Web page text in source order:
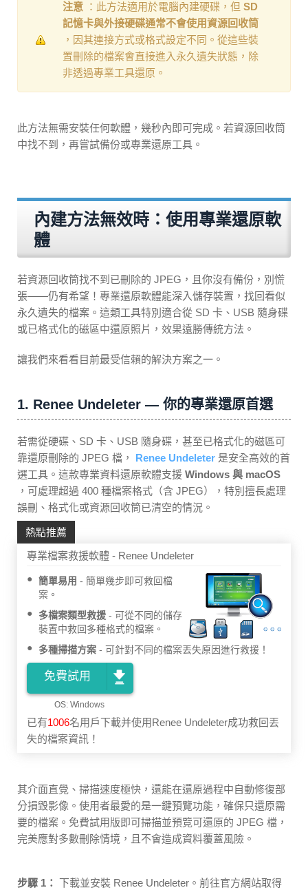
注意 ：此方法適用於電腦內建硬碟，但 SD
記憶卡與外接硬碟通常不會使用資源回收筒
，因其連接方式或格式設定不同。從這些裝
置刪除的檔案會直接進入永久遺失狀態，除
非透過專業工具還原。
此方法無需安裝任何軟體，幾秒內即可完成。若資源回收筒
中找不到，再嘗試備份或專業還原工具。
內建方法無效時：使用專業還原軟
體
若資源回收筒找不到已刪除的 JPEG，且你沒有備份，別慌
張——仍有希望！專業還原軟體能深入儲存裝置，找回看似
永久遺失的檔案。這類工具特別適合從 SD 卡、USB 隨身碟
或已格式化的磁區中還原照片，效果遠勝傳統方法。
讓我們來看看目前最受信賴的解決方案之一。
1. Renee Undeleter — 你的專業還原首選
若需從硬碟、SD 卡、USB 隨身碟，甚至已格式化的磁區可
靠還原刪除的 JPEG 檔，
Renee Undeleter 是安全高效的首
選工具。這款專業資料還原軟體支援 Windows 與 macOS
，可處理超過 400 種檔案格式（含 JPEG），特別擅長處理
誤刪、格式化或資源回收筒已清空的情況。
熱點推薦
專業檔案救援軟體 - Renee Undeleter
簡單易用
簡單幾步即可救回檔
案。
多檔案類型救援
可從不同的儲存
裝置中救回多種格式的檔案。
多種掃描方案
可針對不同的檔案丟失原因進行救援！
免費試用
已有1006名用戶下載并使用Renee Undeleter成功救回丟
失的檔案資訊！
其介面直覺、掃描速度極快，還能在還原過程中自動修復部
分損毀影像。使用者最愛的是一鍵預覽功能，確保只還原需
要的檔案。免費試用版即可掃描並預覽可還原的 JPEG 檔，
完美應對多數刪除情境，且不會造成資料覆蓋風險。
步驟 1： 下載並安裝 Renee Undeleter。前往官方網站取得